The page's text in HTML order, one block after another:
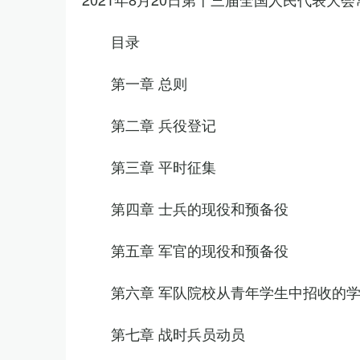
目录
第一章 总则
第二章 兵役登记
第三章 平时征集
第四章 士兵的现役和预备役
第五章 军官的现役和预备役
第六章 军队院校从青年学生中招收的
第七章 战时兵员动员